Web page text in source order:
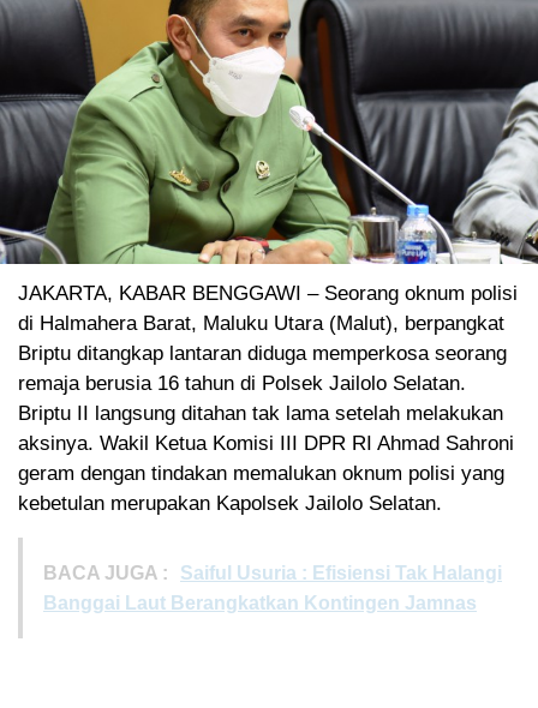
JAKARTA, KABAR BENGGAWI – Seorang oknum polisi
di Halmahera Barat, Maluku Utara (Malut), berpangkat
Briptu ditangkap lantaran diduga memperkosa seorang
remaja berusia 16 tahun di Polsek Jailolo Selatan.
Briptu II langsung ditahan tak lama setelah melakukan
aksinya. Wakil Ketua Komisi III DPR RI Ahmad Sahroni
geram dengan tindakan memalukan oknum polisi yang
kebetulan merupakan Kapolsek Jailolo Selatan.
BACA JUGA :
Saiful Usuria : Efisiensi Tak Halangi
Banggai Laut Berangkatkan Kontingen Jamnas